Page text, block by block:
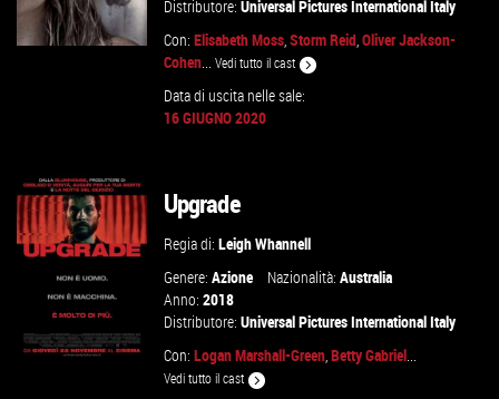
VAI ALLA SCHEDA
Distributore:Universal Pictures International Italy
Con:Elisabeth Moss,Storm Reid,Oliver Jackson-
Cohen...Vedi tutto il cast
Data di uscita nelle sale:
16 GIUGNO 2020
Upgrade
Regia di:Leigh Whannell
Genere:Azione Nazionalità:Australia
Anno:2018
Distributore:Universal Pictures International Italy
Con:Logan Marshall-Green,Betty Gabriel...
Vedi tutto il cast